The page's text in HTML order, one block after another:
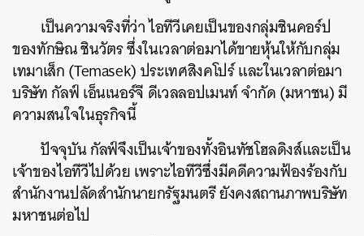
เป็นความจริงที่ว่า ไอทีวีเคยเป็นของกลุ่มชินคอร์ป
ของทักษิณ ชินวัตร ซึ่งในเวลาต่อมาได้ขายหุ้นให้กับกลุ่ม
เทมาเส็ก (Temasek) ประเทศสิงคโปร์ และในเวลาต่อมา
บริษัท กัลฟ์ เอ็นเนอร์จี ดีเวลลอปเมนท์ จำกัด (มหาชน) มี
ความสนใจในธุรกิจนี้
ปัจจุบัน กัลฟ์จึงเป็นเจ้าของทั้งอินทัชโฮลดิงส์และเป็น
เจ้าของไอทีวีไปด้วย เพราะไอทีวีซึ่งมีคดีความฟ้องร้องกับ
สำนักงานปลัดสำนักนายกรัฐมนตรี ยังคงสถานภาพบริษัท
มหาชนต่อไป